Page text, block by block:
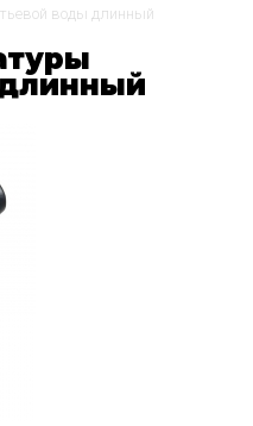
воды длинный